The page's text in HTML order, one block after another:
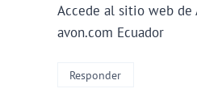
Accede al sitio web de
avon.com Ecuador
Responder